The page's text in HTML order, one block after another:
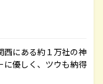
西にある約１万社の神
に優しく、ツウも納得